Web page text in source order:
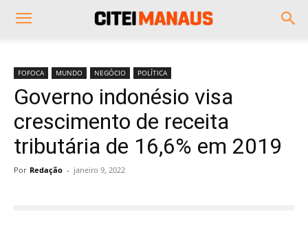
FOFOCA MUNDO NEGÓCIO POLÍTICA
Governo indonésio visa
crescimento de receita
tributária de 16,6% em 2019
Por Redação - janeiro 9, 2022